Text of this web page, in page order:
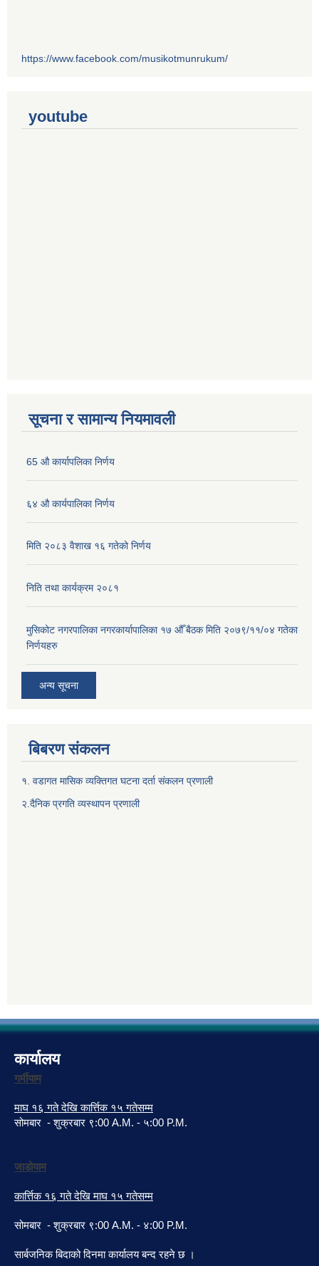
https://www.facebook.com/musikotmunrukum/
youtube
सूचना र सामान्य नियमावली
65 औ कार्यापलिका निर्णय
६४ औ कार्यपालिका निर्णय
मिति २०८३ वैशाख १६ गतेको निर्णय
निति तथा कार्यक्रम २०८१
मुसिकोट नगरपालिका नगरकार्यापालिका १७ औँ बैठक मिति २०७९/११/०४ गतेका
निर्णयहरु
अन्य सूचना
बिबरण संकलन
१. वडागत मासिक व्यक्तिगत घटना दर्ता संकलन प्रणाली
२.दैनिक प्रगति व्यस्थापन प्रणाली
कार्यालय
गर्मीयाम
माघ १६ गते देखि कार्त्तिक १५ गतेसम्म
सोमबार - शुक्रबार ९:00 A.M. - ५:00 P.M.
जाडोयाम
कार्त्तिक १६ गते देखि माघ १५ गतेसम्म
सोमबार - शुक्रबार ९:00 A.M. - ४:00 P.M.
सार्बजनिक बिदाको दिनमा कार्यालय बन्द रहने छ ।